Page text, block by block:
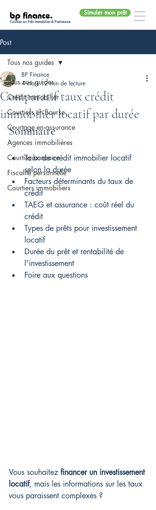
bp finance.
Courtier en Prêt Immobilier & Patrimoine
Simuler mon prêt
Post
Tous nos guides
Crédit immobilier
Courtiers en Bourse
Courtage en assurance
Agences immobilières
Courtier bancaire
Fiscalité personnelle
Courtiers immobiliers
Tous nos guides
Comparatif taux crédit
immobilier locatif par durée
BP Finance
4 mars 12 min de lecture
Sommaire
Taux de crédit immobilier locatif
selon la durée
Facteurs déterminants du taux de
crédit
TAEG et assurance : coût réel du
crédit
Types de prêts pour investissement
locatif
Durée du prêt et rentabilité de
l'investissement
Foire aux questions
Vous souhaitez financer un investissement
locatif, mais les informations sur les taux
vous paraissent complexes ?